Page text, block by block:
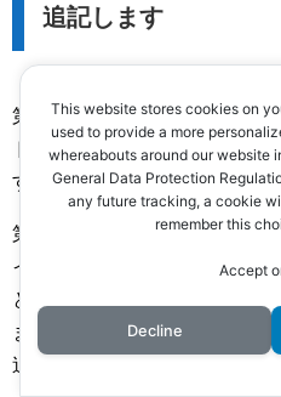
追記します
第1話は、特別な回だったと思
ドラマとしての本番は、いよ
すね。
第2話以降の感想は、視聴次第
イートの上、この記事の冒頭
と思います。
また、配信スケジュールなど
追記します。
This website stores cookies on
used to provide a more
whereabouts around our website
General Data Protection
any future tracking, a cookie
remember this
Accept
Decline